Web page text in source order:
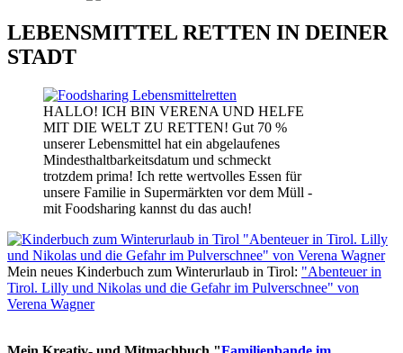
LEBENSMITTEL RETTEN IN DEINER
STADT
HALLO! ICH BIN VERENA UND HELFE
MIT DIE WELT ZU RETTEN! Gut 70 %
unserer Lebensmittel hat ein abgelaufenes
Mindesthaltbarkeitsdatum und schmeckt
trotzdem prima! Ich rette wertvolles Essen für
unsere Familie in Supermärkten vor dem Müll -
mit Foodsharing kannst du das auch!
Mein neues Kinderbuch zum Winterurlaub in Tirol: "Abenteuer in
Tirol. Lilly und Nikolas und die Gefahr im Pulverschnee" von
Verena Wagner